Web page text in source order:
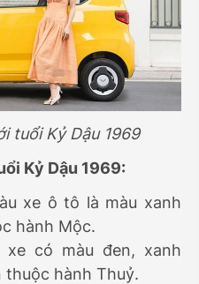
tuổi Kỷ Dậu 1969
Kỷ Dậu 1969:
xe ô tô là màu xanh
hành Mộc.
xe có màu đen, xanh
thuộc hành Thuỷ.